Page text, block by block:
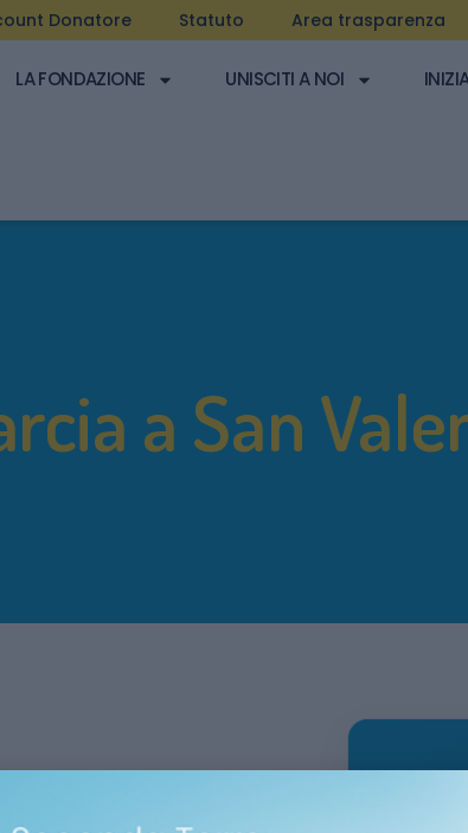
Donatore Statuto Area trasparenza
LA FONDAZIONE UNISCITI A NOI
a San
cammino e della